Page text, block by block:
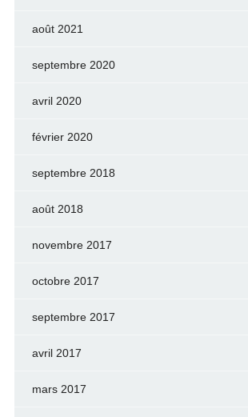
août 2021
septembre 2020
avril 2020
février 2020
septembre 2018
août 2018
novembre 2017
octobre 2017
septembre 2017
avril 2017
mars 2017